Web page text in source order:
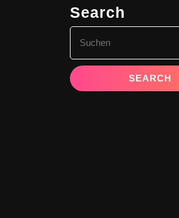
Search
for: